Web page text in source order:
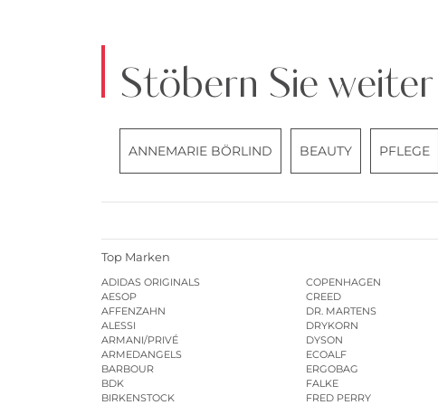
Stöbern Sie weiter
ANNEMARIE BÖRLIND BEAUTY PFLEGE
Top Marken
ADIDAS ORIGINALS
AESOP
AFFENZAHN
ALESSI
ARMANI/PRIVÉ
ARMEDANGELS
BARBOUR
BDK
BIRKENSTOCK
COPENHAGEN
CREED
DR. MARTENS
DRYKORN
DYSON
ECOALF
ERGOBAG
FALKE
FRED PERRY